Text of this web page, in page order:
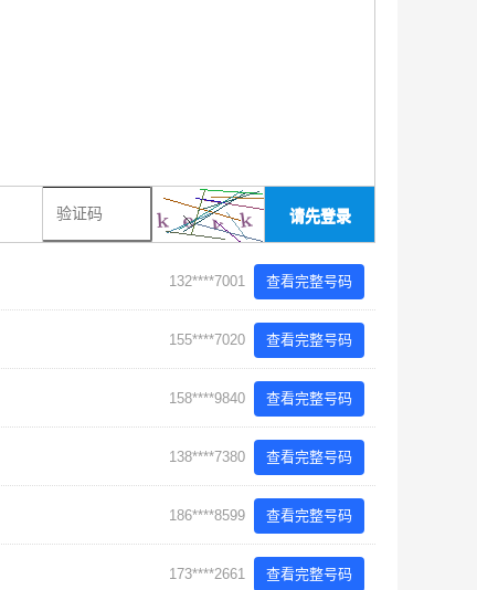
请先登录
132****7001 查看完整号码
155****7020 查看完整号码
158****9840 查看完整号码
138****7380 查看完整号码
186****8599 查看完整号码
173****2661 查看完整号码